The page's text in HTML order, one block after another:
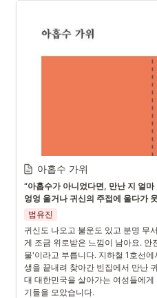
아홉수 가위
“아홉수가 아니었다면, 만난 지 얼
엉엉 울거나 귀신의 주접에 울다가
범유진
귀신도 나오고 불운도 있고 분명 무
게 조금 위로받은 느낌이 남아요. 안
물'이라고 부릅니다. 지하철 1호선
생을 끝내려 찾아간 빈집에서 만난
대 대한민국을 살아가는 여성들에
기들을 모았습니다.